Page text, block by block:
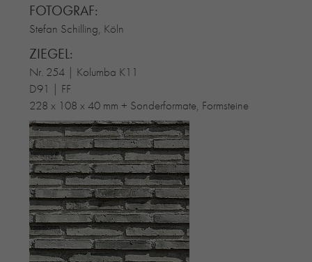
FOTOGRAF:
Stefan Schilling, Köln
ZIEGEL:
Nr. 254 | Kolumba K11
D91 | FF
228 x 108 x 40 mm + Sonderformate, Formsteine